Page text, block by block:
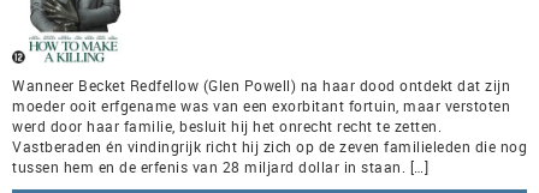
Wanneer Becket Redfellow (Glen Powell) na haar dood ontdekt dat zijn
moeder ooit erfgename was van een exorbitant fortuin, maar verstoten
werd door haar familie, besluit hij het onrecht recht te zetten.
Vastberaden én vindingrijk richt hij zich op de zeven familieleden die nog
tussen hem en de erfenis van 28 miljard dollar in staan. […]